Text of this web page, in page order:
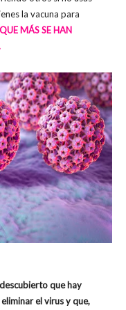
la vacuna para
MÁS SE HAN
que hay
el virus y que,